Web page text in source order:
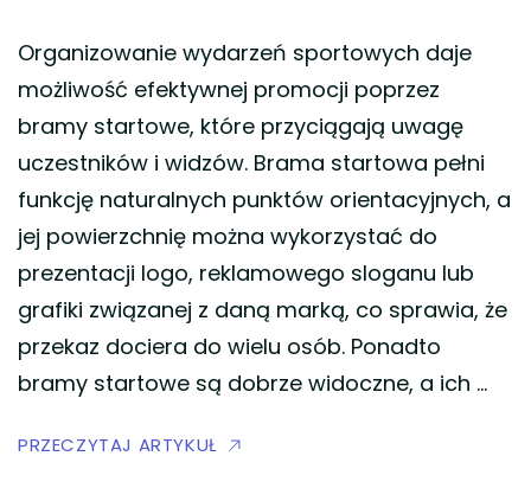
Organizowanie wydarzeń sportowych daje
możliwość efektywnej promocji poprzez
bramy startowe, które przyciągają uwagę
uczestników i widzów. Brama startowa pełni
funkcję naturalnych punktów orientacyjnych, a
jej powierzchnię można wykorzystać do
prezentacji logo, reklamowego sloganu lub
grafiki związanej z daną marką, co sprawia, że
przekaz dociera do wielu osób. Ponadto
bramy startowe są dobrze widoczne, a ich …
PRZECZYTAJ ARTYKUŁ